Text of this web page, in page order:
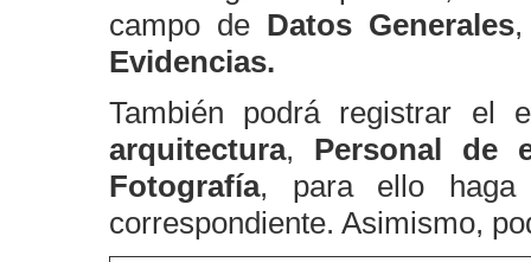
campo de Datos Generales
Evidencias.
También podrá registrar el
arquitectura, Personal de
Fotografía, para ello
correspondiente. Asimismo,